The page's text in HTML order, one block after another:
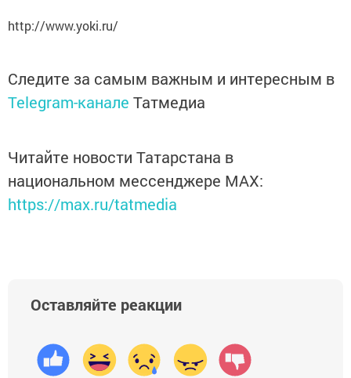
http://www.yoki.ru/
Следите за самым важным и интересным в
Telegram-канале Татмедиа
Читайте новости Татарстана в
национальном мессенджере MАХ:
https://max.ru/tatmedia
Оставляйте реакции